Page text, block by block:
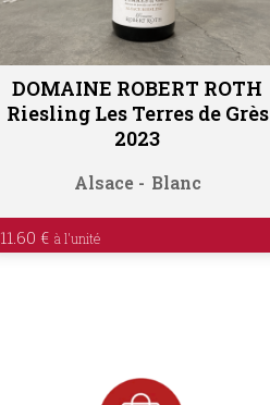
Ajouter au panier
DOMAINE ROBERT ROTH
Riesling Les Terres de Grès
2023
Alsace Blanc
11.60 €